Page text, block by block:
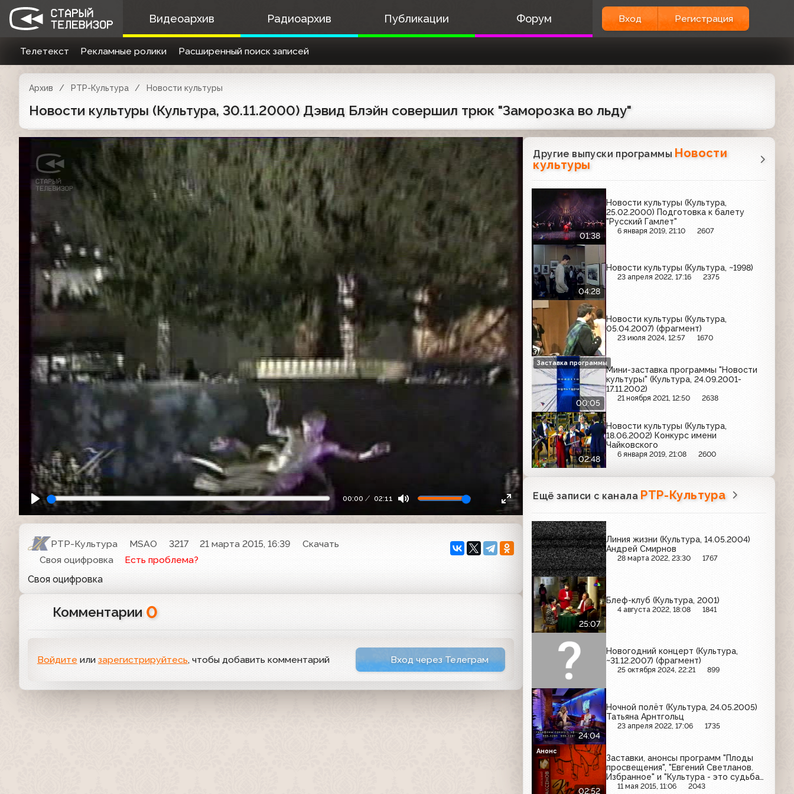
Видеоархив Радиоархив Публикации Форум Вход Регистрация
Телетекст Рекламные ролики Расширенный поиск записей
Архив РТР-Культура Новости культуры
Новости культуры (Культура, 30.11.2000) Дэвид Блэйн совершил трюк "Заморозка во льду"
00:00 02:11
РТР-Культура MSAO 3217 21 марта 2015, 16:39
Скачать
Своя оцифровка
Есть проблема?
Своя оцифровка
Комментарии 0
Войдите или зарегистрируйтесь, чтобы добавить комментарий Вход через Телеграм
Другие выпуски программы Новости
культуры
01:38
Новости культуры (Культура,
25.02.2000) Подготовка к балету
"Русский Гамлет"
6 января 2019, 21:10 2607
04:28
Новости культуры (Культура, ~1998)
23 апреля 2022, 17:16 2375
Новости культуры (Культура,
05.04.2007) (фрагмент)
23 июля 2024, 12:57 1670
00:05
Мини-заставка программы "Новости
культуры" (Культура, 24.09.2001-
17.11.2002)
21 ноября 2021, 12:50 2638
Заставка программы
02:48
Новости культуры (Культура,
18.06.2002) Конкурс имени
Чайковского
6 января 2019, 21:08 2600
Ещё записи с канала РТР-Культура
Линия жизни (Культура, 14.05.2004)
Андрей Смирнов
28 марта 2022, 23:30 1767
25:07
Блеф-клуб (Культура, 2001)
4 августа 2022, 18:08 1841
Новогодний концерт (Культура,
~31.12.2007) (фрагмент)
25 октября 2024, 22:21 899
24:04
Ночной полёт (Культура, 24.05.2005)
Татьяна Арнтгольц
23 апреля 2022, 17:06 1735
02:52
Заставки, анонсы программ "Плоды
просвещения", "Евгений Светланов.
Избранное" и "Культура - это судьба"
(Культура, 31.08.2003)
11 мая 2015, 11:06 2043
Анонс